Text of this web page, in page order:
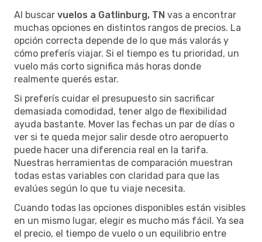
Al buscar vuelos a Gatlinburg, TN vas a encontrar
muchas opciones en distintos rangos de precios. La
opción correcta depende de lo que más valorás y
cómo preferís viajar. Si el tiempo es tu prioridad, un
vuelo más corto significa más horas donde
realmente querés estar.
Si preferís cuidar el presupuesto sin sacrificar
demasiada comodidad, tener algo de flexibilidad
ayuda bastante. Mover las fechas un par de días o
ver si te queda mejor salir desde otro aeropuerto
puede hacer una diferencia real en la tarifa.
Nuestras herramientas de comparación muestran
todas estas variables con claridad para que las
evalúes según lo que tu viaje necesita.
Cuando todas las opciones disponibles están visibles
en un mismo lugar, elegir es mucho más fácil. Ya sea
el precio, el tiempo de vuelo o un equilibrio entre